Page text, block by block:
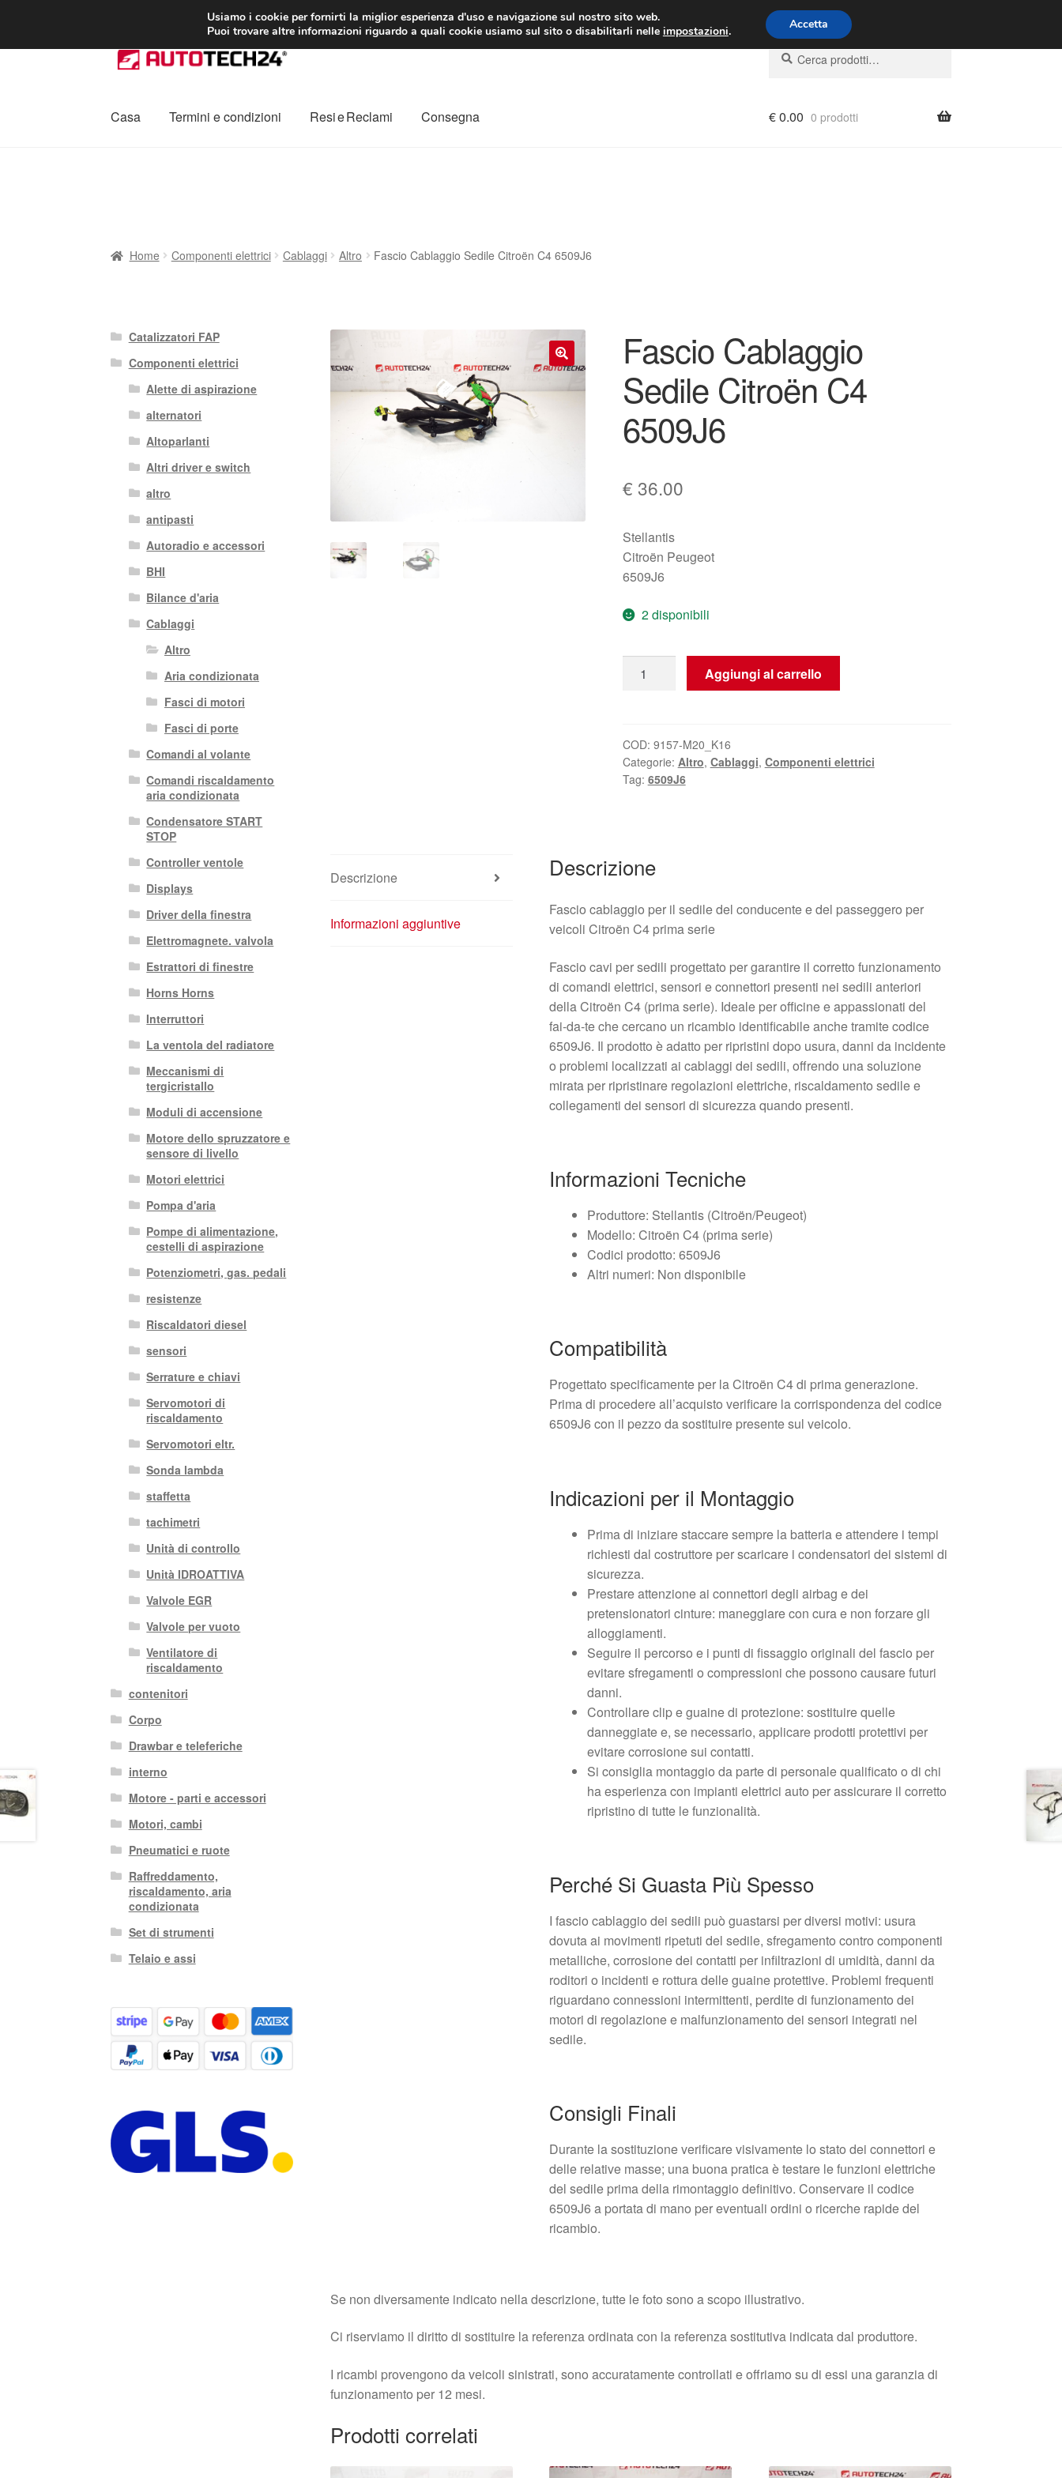
CONSEGNA da 7 EUR Lun-Ven 9:00 - 16:00 800 580 290
Vai
alla
Vai
al
Cerca:
Cerca
Casa Termini e condizioni Resi e Reclami Consegna €0.00 0 prodotti
Home Componenti elettrici Cablaggi Altro Fascio Cablaggio Sedile Citroën C4 6509J6
🔍
Fascio Cablaggio
Sedile Citroën C4
6509J6
€ 36.00
Stellantis
Citroën Peugeot
6509J6
2 disponibili
Cablaggio
C4
6509J6
quantità
Aggiungi al carrello
COD: 9157-M20_K16
Categorie: Altro, Cablaggi, Componenti elettrici
Tag: 6509J6
Descrizione
Informazioni aggiuntive
Descrizione
Fascio cablaggio per il sedile del conducente e del passeggero per
veicoli Citroën C4 prima serie
Fascio cavi per sedili progettato per garantire il corretto funzionamento
di comandi elettrici, sensori e connettori presenti nei sedili anteriori
della Citroën C4 (prima serie). Ideale per officine e appassionati del
fai‑da‑te che cercano un ricambio identificabile anche tramite codice
6509J6. Il prodotto è adatto per ripristini dopo usura, danni da incidente
o problemi localizzati ai cablaggi dei sedili, offrendo una soluzione
mirata per ripristinare regolazioni elettriche, riscaldamento sedile e
collegamenti dei sensori di sicurezza quando presenti.
Informazioni Tecniche
Produttore: Stellantis (Citroën/Peugeot)
Modello: Citroën C4 (prima serie)
Codici prodotto: 6509J6
Altri numeri: Non disponibile
Compatibilità
Progettato specificamente per la Citroën C4 di prima generazione.
Prima di procedere all’acquisto verificare la corrispondenza del codice
6509J6 con il pezzo da sostituire presente sul veicolo.
Indicazioni per il Montaggio
Prima di iniziare staccare sempre la batteria e attendere i tempi
richiesti dal costruttore per scaricare i condensatori dei sistemi di
sicurezza.
Prestare attenzione ai connettori degli airbag e dei
pretensionatori cinture: maneggiare con cura e non forzare gli
alloggiamenti.
Seguire il percorso e i punti di fissaggio originali del fascio per
evitare sfregamenti o compressioni che possono causare futuri
danni.
Controllare clip e guaine di protezione: sostituire quelle
danneggiate e, se necessario, applicare prodotti protettivi per
evitare corrosione sui contatti.
Si consiglia montaggio da parte di personale qualificato o di chi
ha esperienza con impianti elettrici auto per assicurare il corretto
ripristino di tutte le funzionalità.
Perché Si Guasta Più Spesso
I fascio cablaggio dei sedili può guastarsi per diversi motivi: usura
dovuta ai movimenti ripetuti del sedile, sfregamento contro componenti
metalliche, corrosione dei contatti per infiltrazioni di umidità, danni da
roditori o incidenti e rottura delle guaine protettive. Problemi frequenti
riguardano connessioni intermittenti, perdite di funzionamento dei
motori di regolazione e malfunzionamento dei sensori integrati nel
sedile.
Consigli Finali
Durante la sostituzione verificare visivamente lo stato dei connettori e
delle relative masse; una buona pratica è testare le funzioni elettriche
del sedile prima della rimontaggio definitivo. Conservare il codice
6509J6 a portata di mano per eventuali ordini o ricerche rapide del
ricambio.
Se non diversamente indicato nella descrizione, tutte le foto sono a scopo illustrativo.
Ci riserviamo il diritto di sostituire la referenza ordinata con la referenza sostitutiva indicata dal produttore.
I ricambi provengono da veicoli sinistrati, sono accuratamente controllati e offriamo su di essi una garanzia di
funzionamento per 12 mesi.
Prodotti correlati
Catalizzatori FAP
Componenti elettrici
Alette di aspirazione
alternatori
Altoparlanti
Altri driver e switch
altro
antipasti
Autoradio e accessori
BHI
Bilance d'aria
Cablaggi
Altro
Aria condizionata
Fasci di motori
Fasci di porte
Comandi al volante
Comandi riscaldamento
aria condizionata
Condensatore START
STOP
Controller ventole
Displays
Driver della finestra
Elettromagnete. valvola
Estrattori di finestre
Horns Horns
Interruttori
La ventola del radiatore
Meccanismi di
tergicristallo
Moduli di accensione
Motore dello spruzzatore e
sensore di livello
Motori elettrici
Pompa d'aria
Pompe di alimentazione,
cestelli di aspirazione
Potenziometri, gas. pedali
resistenze
Riscaldatori diesel
sensori
Serrature e chiavi
Servomotori di
riscaldamento
Servomotori eltr.
Sonda lambda
staffetta
tachimetri
Unità di controllo
Unità IDROATTIVA
Valvole EGR
Valvole per vuoto
Ventilatore di
riscaldamento
contenitori
Corpo
Drawbar e teleferiche
interno
Motore - parti e accessori
Motori, cambi
Pneumatici e ruote
Raffreddamento,
riscaldamento, aria
condizionata
Set di strumenti
Telaio e assi
Usiamo i cookie per fornirti la miglior esperienza d'uso e navigazione sul nostro sito web.
Puoi trovare altre informazioni riguardo a quali cookie usiamo sul sito o disabilitarli nelle impostazioni. Accetta